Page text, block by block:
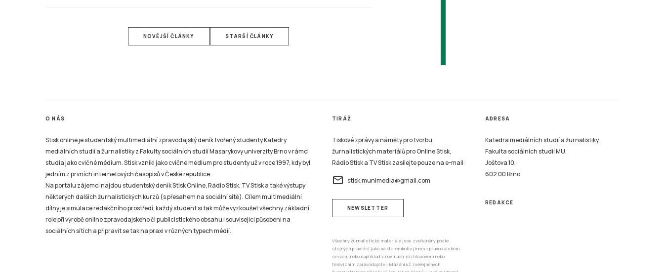
NOVĚJŠÍ ČLÁNKY STARŠÍ ČLÁNKY
O NÁS
Stisk online je studentský multimediální zpravodajský deník tvořený studenty Katedry
mediálních studií a žurnalistiky z Fakulty sociálních studií Masarykovy univerzity Brno v rámci
studia jako cvičné médium. Stisk vznikl jako cvičné médium pro studenty už v roce 1997, kdy byl
jedním z prvních internetových časopisů v České republice.
Na portálu zájemci najdou studentský deník Stisk Online, Rádio Stisk, TV Stisk a také výstupy
některých dalších žurnalistických kurzů (s přesahem na sociální sítě). Cílem multimediální
dílny je simulace redakčního prostředí, každý student si tak může vyzkoušet všechny základní
role při výrobě online zpravodajského či publicistického obsahu i související působení na
sociálních sítích a připravit se tak na praxi v různých typech médií.
TIRÁŽ
Tiskové zprávy a náměty pro tvorbu
žurnalistických materiálů pro Online Stisk,
Rádio Stisk a TV Stisk zasílejte pouze na e-mail:
email stisk.munimedia@gmail.com
NEWSLETTER
Všechny žurnalistické materiály jsou zveřejněny podle
stejných pravidel jako na kterémkoliv jiném zpravodajském
serveru nebo například v novinách, rozhlasovém nebo
televizním zpravodajství. Mazání už zveřejněných
ADRESA
Katedra mediálních studií a žurnalistiky,
Fakulta sociálních studií MU,
Joštova 10,
602 00 Brno
REDAKCE